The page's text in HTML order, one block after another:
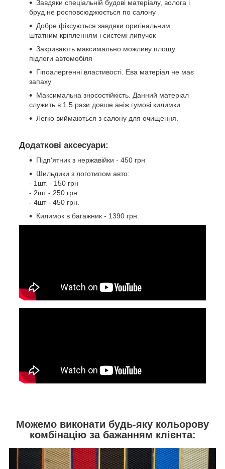
Завдяки спеціальній будові матеріалу, волога і
бруд не росповсюджюється по салону
Добре фіксуються завдяки оригінальним
штатним кріпленням і системі липучок
Закривають максимально можливу площу
підлоги автомобіля
Гіпоалергенні властивості. Ева матеріал не має
запаху
Максимальна зносостійкість. Данний матеріал
служить в 1.5 рази довше аніж гумові килимки
Легко виймаються з салону для очищення.
Додаткові аксесуари:
Підп'ятник з нержавійки - 450 грн
Шильдики з логотипом авто:
- 1шт. - 150 грн
- 2шт - 250 грн
- 4шт - 450 грн.
Килимок в багажник - 1390 грн.
Можемо виконати будь-яку кольорову
комбінацію за бажанням клієнта: